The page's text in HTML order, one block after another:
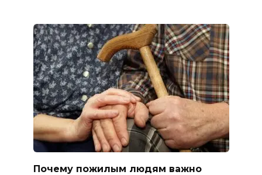
Почему пожилым людям важно